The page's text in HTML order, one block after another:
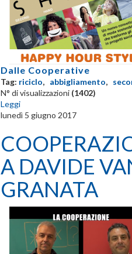
Dalle Cooperative
Tag: riciclo, abbigliamento,
N° di visualizzazioni (1402)
Leggi
lunedì 5 giugno 2017
A DAVIDE
GRANATA